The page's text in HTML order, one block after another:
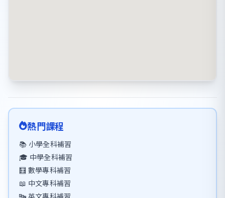
熱門課程
📚 小學全科補習
🎓 中學全科補習
🧮 數學專科補習
📖 中文專科補習
🔤 英文專科補習